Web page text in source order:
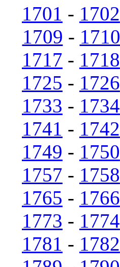
1701 - 1702
1709 - 1710
1717 - 1718
1725 - 1726
1733 - 1734
1741 - 1742
1749 - 1750
1757 - 1758
1765 - 1766
1773 - 1774
1781 - 1782